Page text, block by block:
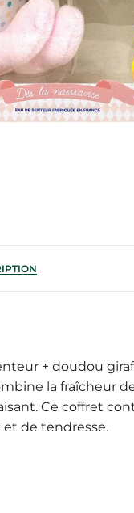
+ doudou
la fraîcheur
Ce coffret
de tendresse.